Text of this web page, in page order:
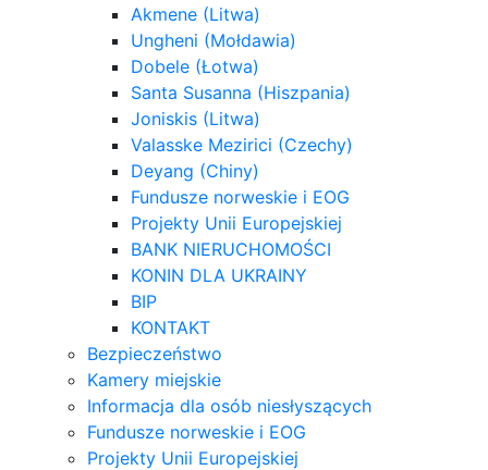
Akmene (Litwa)
Ungheni (Mołdawia)
Dobele (Łotwa)
Santa Susanna (Hiszpania)
Joniskis (Litwa)
Valasske Mezirici (Czechy)
Deyang (Chiny)
Fundusze norweskie i EOG
Projekty Unii Europejskiej
BANK NIERUCHOMOŚCI
KONIN DLA UKRAINY
BIP
KONTAKT
Bezpieczeństwo
Kamery miejskie
Informacja dla osób niesłyszących
Fundusze norweskie i EOG
Projekty Unii Europejskiej